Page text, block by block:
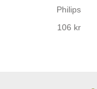
Philips
106 kr